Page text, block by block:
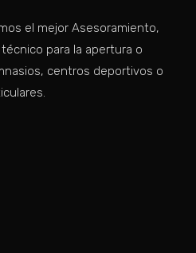
el mejor Asesoramiento,
para la apertura o
centros deportivos o